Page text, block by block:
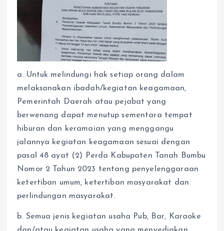
a. Untuk melindungi hak setiap orang dalam
melaksanakan ibadah/kegiatan keagamaan,
Pemerintah Daerah atau pejabat yang
berwenang dapat menutup sementara tempat
hiburan dan keramaian yang menggangu
jalannya kegiatan keagamaan sesuai dengan
pasal 48 ayat (2) Perda Kabupaten Tanah Bumbu
Nomor 2 Tahun 2023 tentang penyelenggaraan
ketertiban umum, ketertiban masyarakat dan
perlindungan masyarakat.
b. Semua jenis kegiatan usaha Pub, Bar, Karaoke